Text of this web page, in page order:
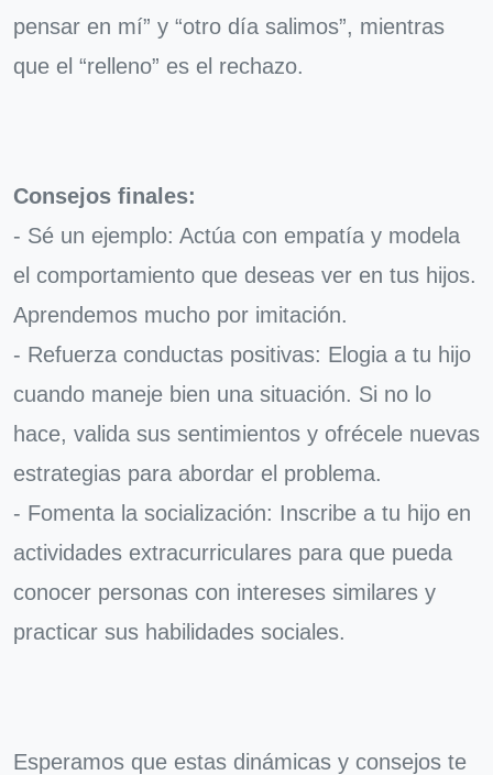
pensar en mí” y “otro día salimos”, mientras
que el “relleno” es el rechazo.
Consejos finales:
- Sé un ejemplo: Actúa con empatía y modela
el comportamiento que deseas ver en tus hijos.
Aprendemos mucho por imitación.
- Refuerza conductas positivas: Elogia a tu hijo
cuando maneje bien una situación. Si no lo
hace, valida sus sentimientos y ofrécele nuevas
estrategias para abordar el problema.
- Fomenta la socialización: Inscribe a tu hijo en
actividades extracurriculares para que pueda
conocer personas con intereses similares y
practicar sus habilidades sociales.
Esperamos que estas dinámicas y consejos te